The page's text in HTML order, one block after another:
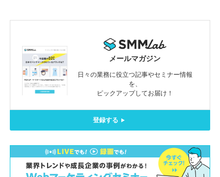
メールマガジン
日々の業務に役立つ記事やセミナー情報
を、
ピックアップしてお届け！
登録する